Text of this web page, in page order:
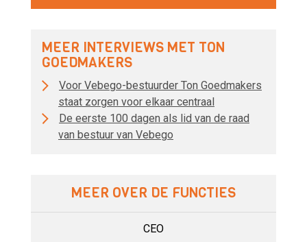
MEER INTERVIEWS MET TON
GOEDMAKERS
Voor Vebego-bestuurder Ton Goedmakers
staat zorgen voor elkaar centraal
De eerste 100 dagen als lid van de raad
van bestuur van Vebego
MEER OVER DE FUNCTIES
CEO